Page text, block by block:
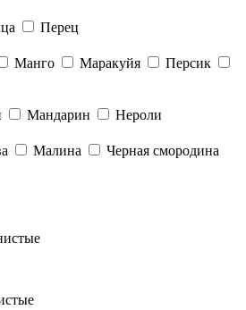
Перец
Манго Маракуйя
Персик
Мандарин
Нероли
Малина
Черная смородина